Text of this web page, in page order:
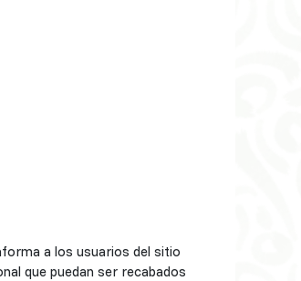
a los usuarios del sitio
que puedan ser recabados